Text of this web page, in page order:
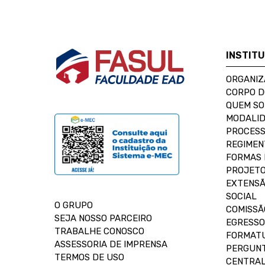
O GRUPO
SEJA NOSSO PARCEIRO
TRABALHE CONOSCO
ASSESSORIA DE IMPRENSA
TERMOS DE USO
CORPO
QUEM
FORMAS
SOCIAL